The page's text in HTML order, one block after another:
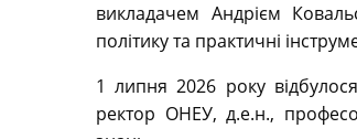
викладачем Андрієм
політику та практичні
1 липня 2026 року
ректор ОНЕУ, д.е.н.,